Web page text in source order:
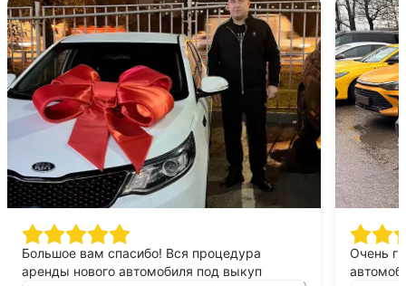
Большое вам спасибо! Вся процедура
аренды нового автомобиля под выкуп
Очень